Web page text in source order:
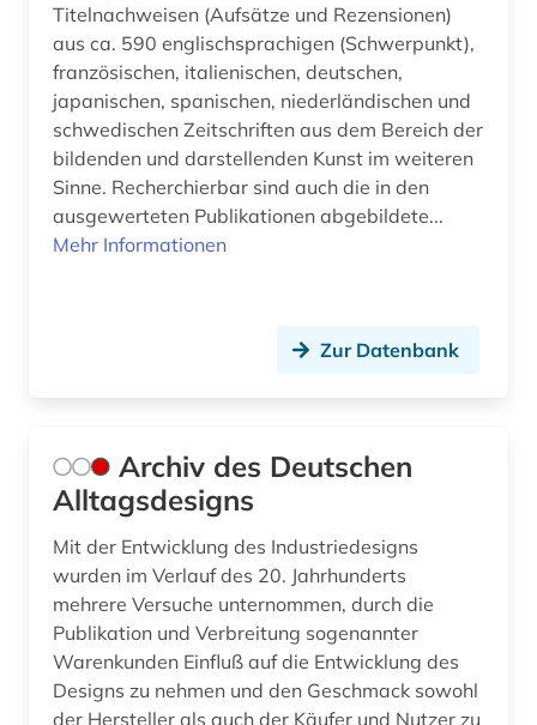
Titelnachweisen (Aufsätze und Rezensionen)
aus ca. 590 englischsprachigen (Schwerpunkt),
französischen, italienischen, deutschen,
japanischen, spanischen, niederländischen und
schwedischen Zeitschriften aus dem Bereich der
bildenden und darstellenden Kunst im weiteren
Sinne. Recherchierbar sind auch die in den
ausgewerteten Publikationen abgebildete...
Mehr Informationen
Zur Datenbank
Archiv des Deutschen
Alltagsdesigns
Mit der Entwicklung des Industriedesigns
wurden im Verlauf des 20. Jahrhunderts
mehrere Versuche unternommen, durch die
Publikation und Verbreitung sogenannter
Warenkunden Einfluß auf die Entwicklung des
Designs zu nehmen und den Geschmack sowohl
der Hersteller als auch der Käufer und Nutzer zu